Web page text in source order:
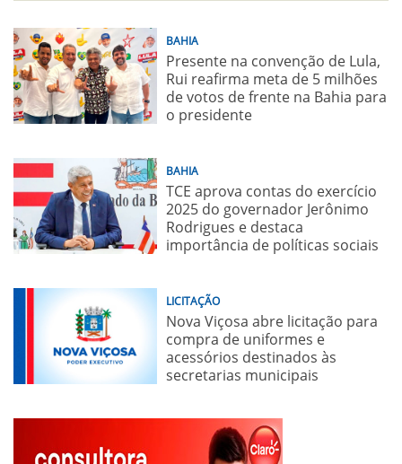
BAHIA
Presente na convenção de Lula,
Rui reafirma meta de 5 milhões
de votos de frente na Bahia para
o presidente
BAHIA
TCE aprova contas do exercício
2025 do governador Jerônimo
Rodrigues e destaca
importância de políticas sociais
LICITAÇÃO
Nova Viçosa abre licitação para
compra de uniformes e
acessórios destinados às
secretarias municipais